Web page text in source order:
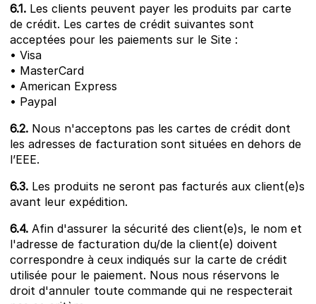
6.1. Les clients peuvent payer les produits par carte
de crédit. Les cartes de crédit suivantes sont
acceptées pour les paiements sur le Site :
• Visa
• MasterCard
• American Express
• Paypal
6.2. Nous n'acceptons pas les cartes de crédit dont
les adresses de facturation sont situées en dehors de
l’EEE.
6.3. Les produits ne seront pas facturés aux client(e)s
avant leur expédition.
6.4. Afin d'assurer la sécurité des client(e)s, le nom et
l'adresse de facturation du/de la client(e) doivent
correspondre à ceux indiqués sur la carte de crédit
utilisée pour le paiement. Nous nous réservons le
droit d'annuler toute commande qui ne respecterait